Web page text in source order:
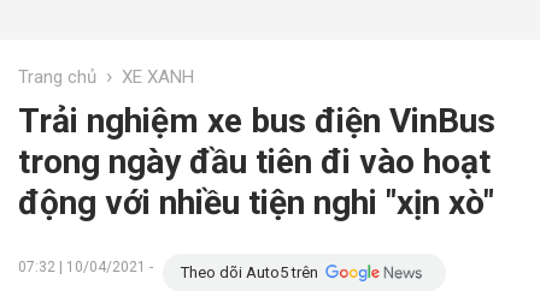
Trang chủ › XE XANH
Trải nghiệm xe bus điện VinBus
trong ngày đầu tiên đi vào hoạt
động với nhiều tiện nghi "xịn xò"
07:32 | 10/04/2021 - Theo dõi Auto5 trên